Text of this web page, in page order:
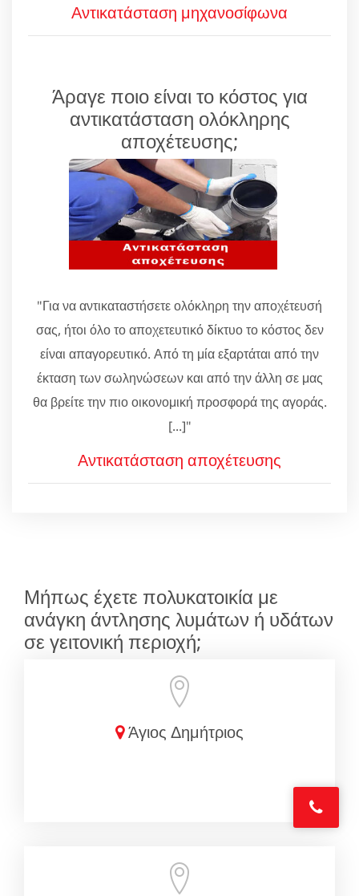
Αντικατάσταση μηχανοσίφωνα
Άραγε ποιο είναι το κόστος για
αντικατάσταση ολόκληρης
αποχέτευσης;
"Για να αντικαταστήσετε ολόκληρη την αποχέτευσή
σας, ήτοι όλο το αποχετευτικό δίκτυο το κόστος δεν
είναι απαγορευτικό. Από τη μία εξαρτάται από την
έκταση των σωληνώσεων και από την άλλη σε μας
θα βρείτε την πιο οικονομική προσφορά της αγοράς.
[...]"
Αντικατάσταση αποχέτευσης
Μήπως έχετε πολυκατοικία με
ανάγκη άντλησης λυμάτων ή υδάτων
σε γειτονική περιοχή;
Άγιος Δημήτριος